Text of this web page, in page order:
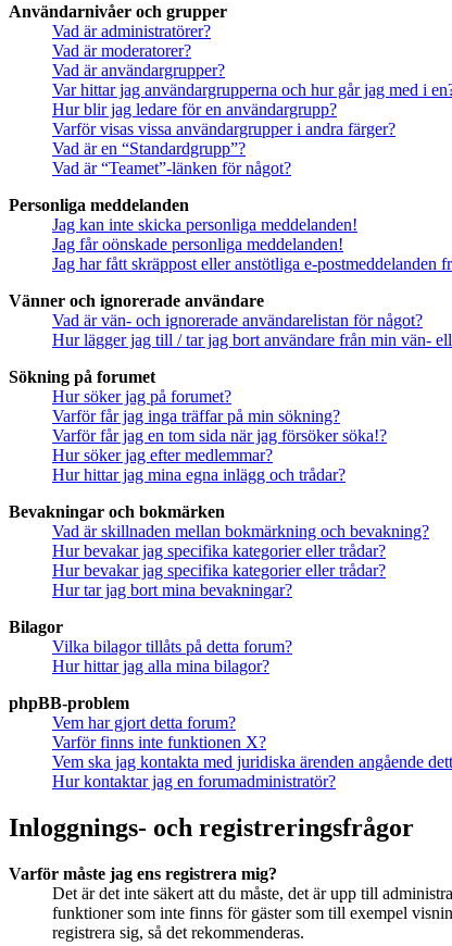
Användarnivåer och grupper
Vad är administratörer?
Vad är moderatorer?
Vad är användargrupper?
Var hittar jag användargrupperna och hur går jag med i
Hur blir jag ledare för en användargrupp?
Varför visas vissa användargrupper i andra färger?
Vad är en “Standardgrupp”?
Vad är “Teamet”-länken för något?
Personliga meddelanden
Jag kan inte skicka personliga meddelanden!
Jag får oönskade personliga meddelanden!
Jag har fått skräppost eller anstötliga e-postmeddelanden
Vänner och ignorerade användare
Vad är vän- och ignorerade användarelistan för något?
Hur lägger jag till / tar jag bort användare från min vän-
Sökning på forumet
Hur söker jag på forumet?
Varför får jag inga träffar på min sökning?
Varför får jag en tom sida när jag försöker söka!?
Hur söker jag efter medlemmar?
Hur hittar jag mina egna inlägg och trådar?
Bevakningar och bokmärken
Vad är skillnaden mellan bokmärkning och bevakning?
Hur bevakar jag specifika kategorier eller trådar?
Hur bevakar jag specifika kategorier eller trådar?
Hur tar jag bort mina bevakningar?
Bilagor
Vilka bilagor tillåts på detta forum?
Hur hittar jag alla mina bilagor?
phpBB-problem
Vem har gjort detta forum?
Varför finns inte funktionen X?
Vem ska jag kontakta med juridiska ärenden angående
Hur kontaktar jag en forumadministratör?
Inloggnings- och registreringsfrågor
Varför måste jag ens registrera mig?
Det är det inte säkert att du måste, det är upp till
funktioner som inte finns för gäster som till exempel
registrera sig, så det rekommenderas.